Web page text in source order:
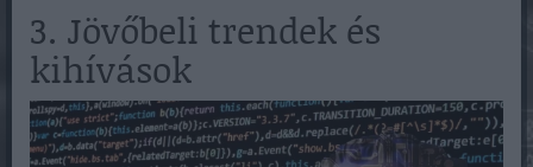
3. Jövőbeli trendek és
kihívások